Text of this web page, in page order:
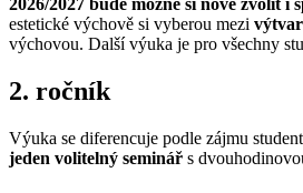
2026/2027 bude možné si nově zvolit i
estetické výchově si vyberou mezi
výchovou. Další výuka je pro všechny
2. ročník
Výuka se diferencuje podle zájmu
jeden volitelný seminář s